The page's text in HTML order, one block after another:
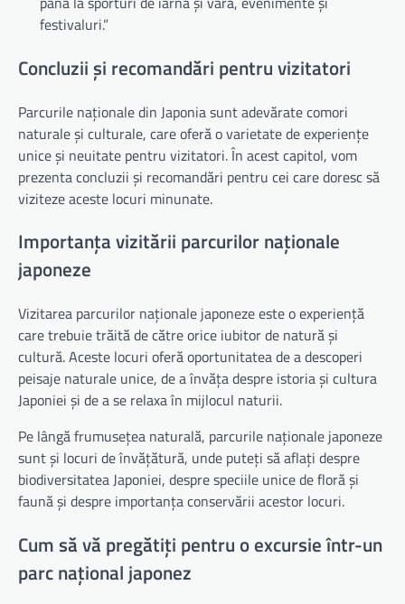
festivaluri.”
Concluzii și recomandări pentru vizitatori
Parcurile naționale din Japonia sunt adevărate comori
naturale și culturale, care oferă o varietate de experiențe
unice și neuitate pentru vizitatori. În acest capitol, vom
prezenta concluzii și recomandări pentru cei care doresc să
viziteze aceste locuri minunate.
Importanța vizitării parcurilor naționale
japoneze
Vizitarea parcurilor naționale japoneze este o experiență
care trebuie trăită de către orice iubitor de natură și
cultură. Aceste locuri oferă oportunitatea de a descoperi
peisaje naturale unice, de a învăța despre istoria și cultura
Japoniei și de a se relaxa în mijlocul naturii.
Pe lângă frumusețea naturală, parcurile naționale japoneze
sunt și locuri de învățătură, unde puteți să aflați despre
biodiversitatea Japoniei, despre speciile unice de floră și
faună și despre importanța conservării acestor locuri.
Cum să vă pregătiți pentru o excursie într-un
parc național japonez